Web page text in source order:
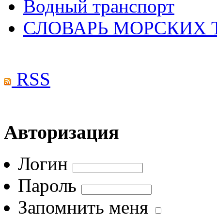
Водный транспорт
СЛОВАРЬ МОРСКИХ
RSS
Авторизация
Логин
Пароль
Запомнить меня